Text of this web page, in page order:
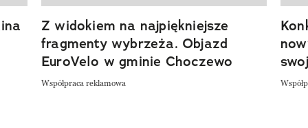
Z widokiem na najpiękniejsze
fragmenty wybrzeża. Objazd
EuroVelo w gminie Choczewo
Współpraca reklamowa